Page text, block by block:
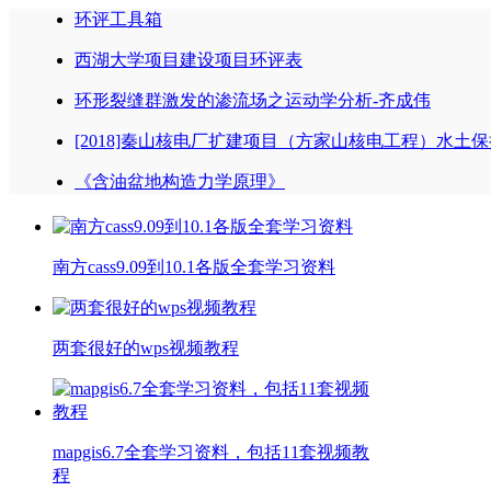
环评工具箱
西湖大学项目建设项目环评表
环形裂缝群激发的渗流场之运动学分析-齐成伟
[2018]秦山核电厂扩建项目（方家山核电工程）水土
《含油盆地构造力学原理》
南方cass9.09到10.1各版全套学习资料
两套很好的wps视频教程
mapgis6.7全套学习资料，包括11套视频教
程